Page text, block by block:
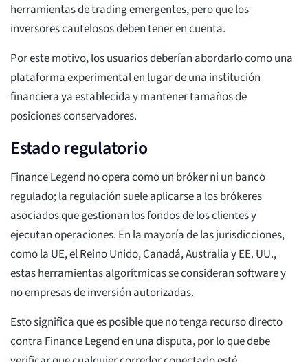
herramientas de trading emergentes, pero que los
inversores cautelosos deben tener en cuenta.
Por este motivo, los usuarios deberían abordarlo como una
plataforma experimental en lugar de una institución
financiera ya establecida y mantener tamaños de
posiciones conservadores.
Estado regulatorio
Finance Legend no opera como un bróker ni un banco
regulado; la regulación suele aplicarse a los brókeres
asociados que gestionan los fondos de los clientes y
ejecutan operaciones. En la mayoría de las jurisdicciones,
como la UE, el Reino Unido, Canadá, Australia y EE. UU.,
estas herramientas algorítmicas se consideran software y
no empresas de inversión autorizadas.
Esto significa que es posible que no tenga recurso directo
contra Finance Legend en una disputa, por lo que debe